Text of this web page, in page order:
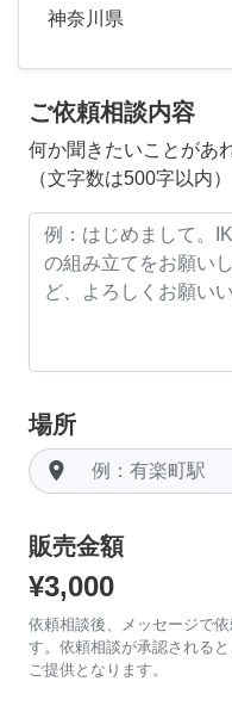
神奈川県
ご依頼相談内容
何か聞きたいことがあ
（文字数は500字以内）
場所
room
販売金額
¥3,000
依頼相談後、メッセージで
す。依頼相談が承認される
ご提供となります。